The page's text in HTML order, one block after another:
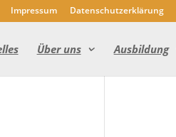
Impressum Datenschutzerklärung
Über uns Ausbildung